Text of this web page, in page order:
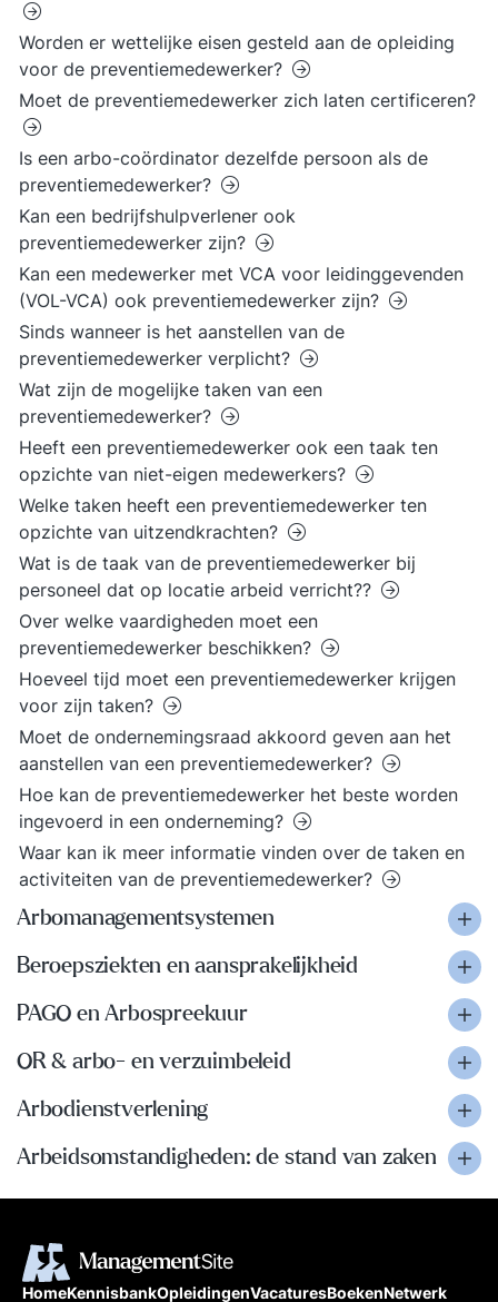
Worden er wettelijke eisen gesteld aan de opleiding
voor de preventiemedewerker?
Moet de preventiemedewerker zich laten certificeren?
Is een arbo-coördinator dezelfde persoon als de
preventiemedewerker?
Kan een bedrijfshulpverlener ook
preventiemedewerker zijn?
Kan een medewerker met VCA voor leidinggevenden
(VOL-VCA) ook preventiemedewerker zijn?
Sinds wanneer is het aanstellen van de
preventiemedewerker verplicht?
Wat zijn de mogelijke taken van een
preventiemedewerker?
Heeft een preventiemedewerker ook een taak ten
opzichte van niet-eigen medewerkers?
Welke taken heeft een preventiemedewerker ten
opzichte van uitzendkrachten?
Wat is de taak van de preventiemedewerker bij
personeel dat op locatie arbeid verricht??
Over welke vaardigheden moet een
preventiemedewerker beschikken?
Hoeveel tijd moet een preventiemedewerker krijgen
voor zijn taken?
Moet de ondernemingsraad akkoord geven aan het
aanstellen van een preventiemedewerker?
Hoe kan de preventiemedewerker het beste worden
ingevoerd in een onderneming?
Waar kan ik meer informatie vinden over de taken en
activiteiten van de preventiemedewerker?
Arbomanagementsystemen
Beroepsziekten en aansprakelijkheid
PAGO en Arbospreekuur
OR & arbo- en verzuimbeleid
Arbodienstverlening
Arbeidsomstandigheden: de stand van zaken
HomeKennisbankOpleidingenVacaturesBoekenNetwerk